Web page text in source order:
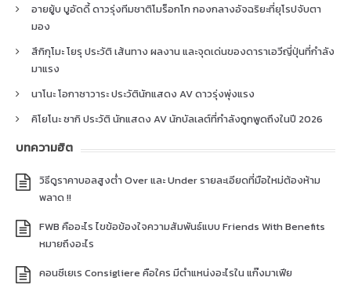
อายยู้บ บูอัดดี้ ดาวรุ่งทีมชาติโมร็อกโก กองกลางอัจฉริยะที่ยุโรปจับตา
มอง
สึกิกุโมะ โยรุ ประวัติ เส้นทาง ผลงาน และจุดเด่นของดาราเอวีญี่ปุ่นที่กำลัง
มาแรง
นาโนะ โอกาซาวาระ ประวัตินักแสดง AV ดาวรุ่งพุ่งแรง
คิโยโนะ ซากิ ประวัติ นักแสดง AV นักบัลเลต์ที่กำลังถูกพูดถึงในปี 2026
บทความฮิต
วิธีดูราคาบอลสูงต่ำ Over และ Under รายละเอียดที่มือใหม่ต้องห้าม
พลาด !!
FWB คืออะไร ไขข้อข้องใจความสัมพันธ์แบบ Friends With Benefits
หมายถึงอะไร
คอนซีเยเร Consigliere คือใคร มีตำแหน่งอะไรใน แก๊งมาเฟีย